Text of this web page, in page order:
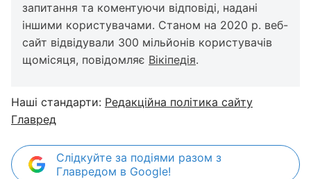
запитання та коментуючи відповіді, надані
іншими користувачами. Станом на 2020 р. веб-
сайт відвідували 300 мільйонів користувачів
щомісяця, повідомляє Вікіпедія.
Наші стандарти: Редакційна політика сайту
Главред
Слідкуйте за подіями разом з
Главредом в Google!